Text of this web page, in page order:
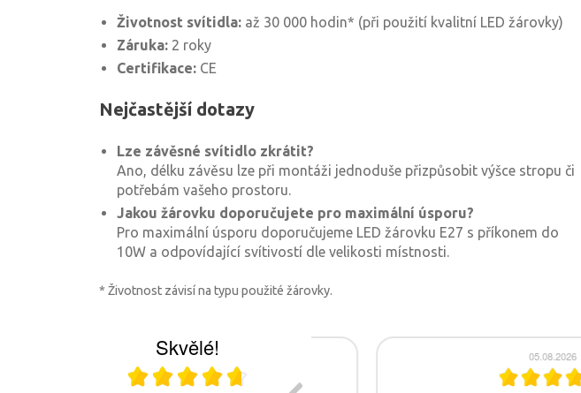
Životnost svítidla: až 30 000 hodin* (při použití kvalitní LED žárovky)
Záruka: 2 roky
Certifikace: CE
Nejčastější dotazy
Lze závěsné svítidlo zkrátit?
Ano, délku závěsu lze při montáži jednoduše přizpůsobit výšce stropu či
potřebám vašeho prostoru.
Jakou žárovku doporučujete pro maximální úsporu?
Pro maximální úsporu doporučujeme LED žárovku E27 s příkonem do
10W a odpovídající svítivostí dle velikosti místnosti.
* Životnost závisí na typu použité žárovky.